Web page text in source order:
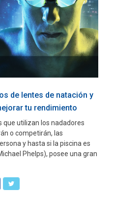
de lentes de natación y
tu rendimiento
que utilizan los nadadores
o competirán, las
y hasta si la piscina es
Phelps), posee una gran